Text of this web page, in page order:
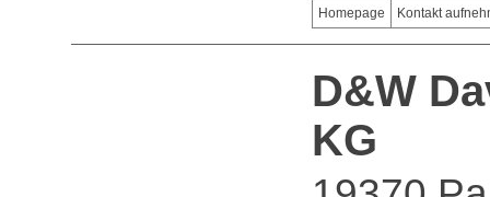
Homepage Kontakt
D&W
KG